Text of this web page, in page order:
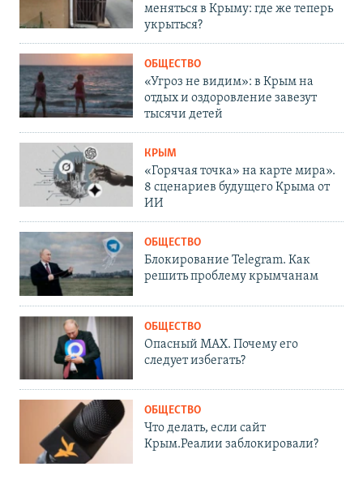
меняться в Крыму: где же теперь
укрыться?
ОБЩЕСТВО
«Угроз не видим»: в Крым на
отдых и оздоровление завезут
тысячи детей
КРЫМ
«Горячая точка» на карте мира».
8 сценариев будущего Крыма от
ИИ
ОБЩЕСТВО
Блокирование Telegram. Как
решить проблему крымчанам
ОБЩЕСТВО
Опасный MAX. Почему его
следует избегать?
ОБЩЕСТВО
Что делать, если сайт
Крым.Реалии заблокировали?